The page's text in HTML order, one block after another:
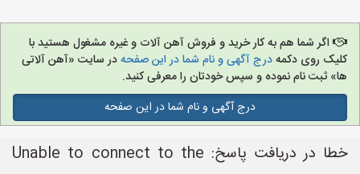
اگر شما هم به کار خرید و فروش آهن آلات و غیره مشغول هستید با
کلیک روی دکمهدرج آگهی و نام شما در این صفحهدر سایت «آهن آلاتی
ها» ثبت نام نموده و سپس خودتان را معرفی کنید.
درج آگهی و نام شما در این صفحه
خطا در دریافت پاسخ: Unable to connect to the